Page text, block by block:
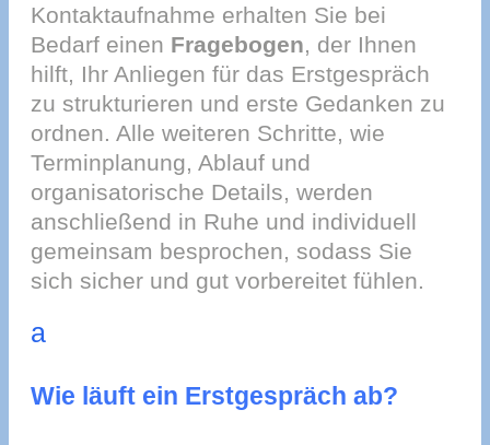
Kontaktaufnahme erhalten Sie bei
Bedarf einen Fragebogen, der Ihnen
hilft, Ihr Anliegen für das Erstgespräch
zu strukturieren und erste Gedanken zu
ordnen. Alle weiteren Schritte, wie
Terminplanung, Ablauf und
organisatorische Details, werden
anschließend in Ruhe und individuell
gemeinsam besprochen, sodass Sie
sich sicher und gut vorbereitet fühlen.
a
Wie läuft ein Erstgespräch ab?